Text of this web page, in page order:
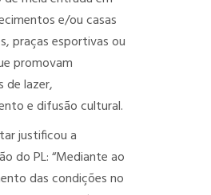
e/ou casas
praças esportivas ou
promovam
de lazer,
e difusão cultural.
justificou a
do PL: “Mediante ao
das condições no